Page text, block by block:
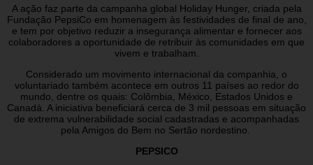
A ação faz parte da campanha global Holiday Hunger, criada pela
Fundação PepsiCo em homenagem às festividades de final de ano,
e tem por objetivo reduzir a insegurança alimentar e fornecer aos
colaboradores a oportunidade de retribuir às comunidades em que
vivem e trabalham.
Considerado um movimento internacional da companhia, o
voluntariado também acontece em outros 11 países ao redor do
mundo, dentre os quais: Colômbia, México, Estados Unidos e
Canadá. A iniciativa beneficiará cerca de 3 mil pessoas em situação
de extrema vulnerabilidade social cadastradas e acompanhadas
pela Amigos do Bem no Sertão nordestino.
PEPSICO